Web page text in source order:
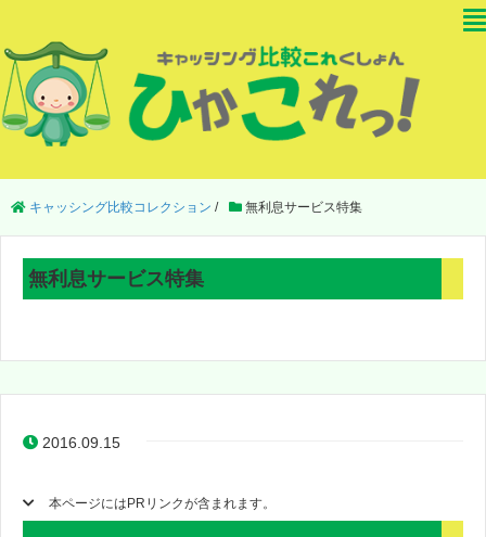
キャッシング比較コレクション / 無利息サービス特集
無利息サービス特集
2016.09.15
本ページにはPRリンクが含まれます。